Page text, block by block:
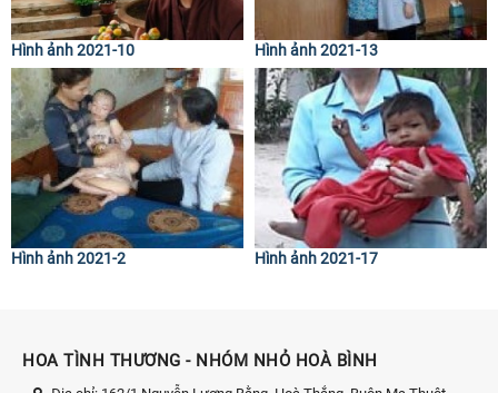
Hình ảnh 2021-10 Hình ảnh 2021-13
Hình ảnh 2021-2 Hình ảnh 2021-17
HOA TÌNH THƯƠNG - NHÓM NHỎ HOÀ BÌNH